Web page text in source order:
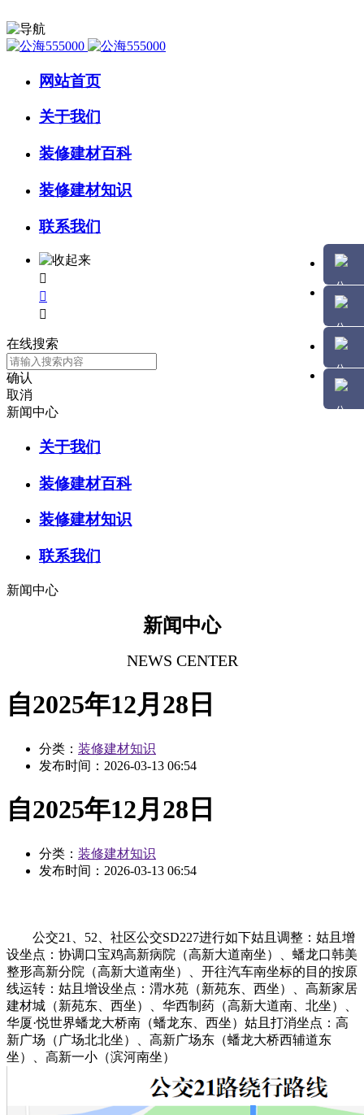
网站首页
关于我们
装修建材百科
装修建材知识
联系我们



在线搜索
确认
取消
新闻中心
关于我们
装修建材百科
装修建材知识
联系我们
新闻中心
新闻中心
NEWS CENTER
自2025年12月28日
分类： 装修建材知识
发布时间： 2026-03-13 06:54
自2025年12月28日
分类： 装修建材知识
发布时间： 2026-03-13 06:54
公交21、52、社区公交SD227进行如下姑且调整：姑且增
设坐点：协调口宝鸡高新病院（高新大道南坐）、蟠龙口韩美
整形高新分院（高新大道南坐）、开往汽车南坐标的目的按原
线运转：姑且增设坐点：渭水苑（新苑东、西坐）、高新家居
建材城（新苑东、西坐）、华西制药（高新大道南、北坐）、
华厦·悦世界蟠龙大桥南（蟠龙东、西坐）姑且打消坐点：高
新广场（广场北北坐）、高新广场东（蟠龙大桥西辅道东
坐）、高新一小（滨河南坐）